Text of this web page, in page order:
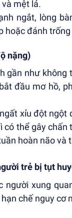
mệt lả.
ngắt, lòng
hoặc đánh
nặng)
gần như
đầu mơ hồ,
xỉu đột
có thể gây
hoàn não và
trẻ bị tụt
người xung
chế nguy cơ